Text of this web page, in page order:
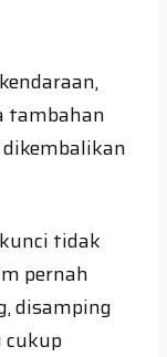
tambahan
tidak
pernah
disamping
cukup